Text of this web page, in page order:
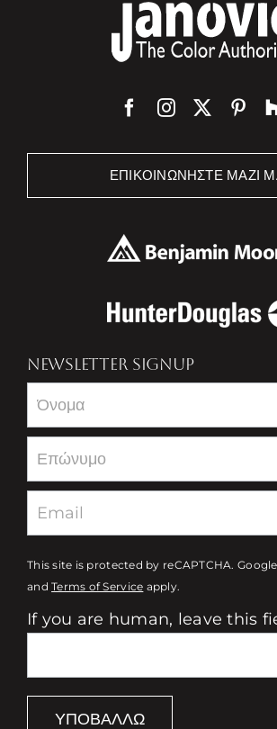
ΕΠΙΚΟΙΝΩΝΉΣΤΕ ΜΑΖΊ
NEWSLETTER SIGNUP
Newsletter
This site is protected by reCAPTCHA.
andTerms of Service apply.
If you are human, leave this
ΥΠΟΒΆΛΛΩ